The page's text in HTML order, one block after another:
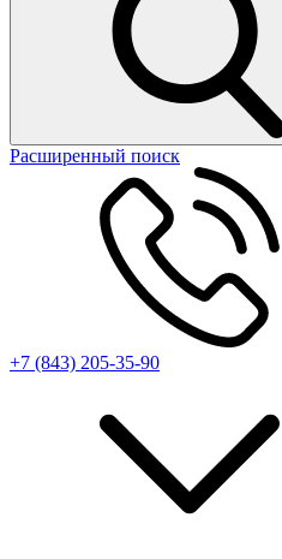
Расширенный поиск
+7 (843) 205-35-90